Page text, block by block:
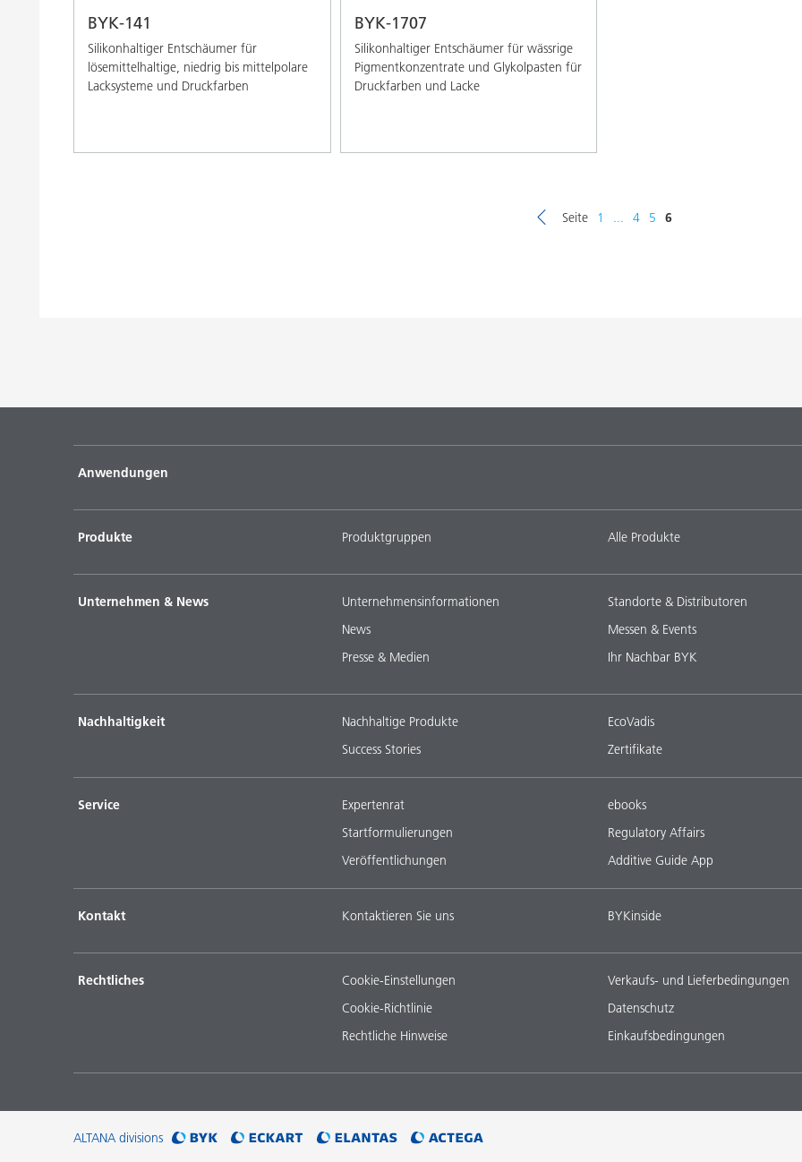
BYK-141
Silikonhaltiger Entschäumer für
lösemittelhaltige, niedrig bis mittelpolare
Lacksysteme und Druckfarben
BYK-1707
Silikonhaltiger Entschäumer für wässrige
Pigmentkonzentrate und Glykolpasten für
Druckfarben und Lacke
Seite 1 ... 4 5 6
Anwendungen
Produkte Produktgruppen Alle Produkte
Unternehmen & News
Unternehmensinformationen
News
Presse & Medien
Standorte & Distributoren
Messen & Events
Ihr Nachbar BYK
Nachhaltigkeit
Nachhaltige Produkte
Success Stories
EcoVadis
Zertifikate
Service
Expertenrat
Startformulierungen
Veröffentlichungen
ebooks
Regulatory Affairs
Additive Guide App
Kontakt Kontaktieren Sie uns BYKinside
Rechtliches
Cookie-Einstellungen
Cookie-Richtlinie
Rechtliche Hinweise
Verkaufs- und Lieferbedingungen
Datenschutz
Einkaufsbedingungen
ALTANA divisions